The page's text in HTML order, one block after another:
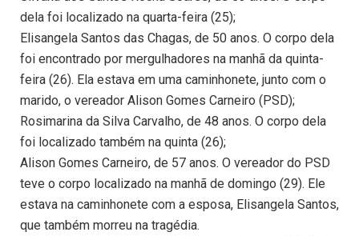
dela foi localizado na quarta-feira (25);
Elisangela Santos das Chagas, de 50 anos. O corpo dela
foi encontrado por mergulhadores na manhã da quinta-
feira (26). Ela estava em uma caminhonete, junto com o
marido, o vereador Alison Gomes Carneiro (PSD);
Rosimarina da Silva Carvalho, de 48 anos. O corpo dela
foi localizado também na quinta (26);
Alison Gomes Carneiro, de 57 anos. O vereador do PSD
teve o corpo localizado na manhã de domingo (29). Ele
estava na caminhonete com a esposa, Elisangela Santos,
que também morreu na tragédia.